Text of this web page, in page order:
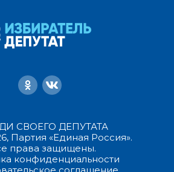
СВОЕГО ДЕПУТАТА
Партия «Единая Россия».
права защищены.
конфиденциальности